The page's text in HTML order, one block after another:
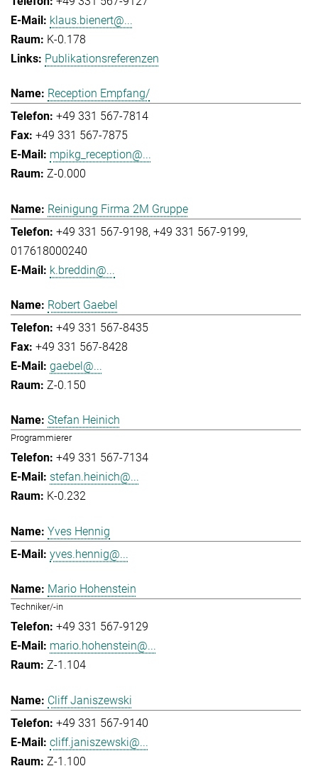
klaus.bienert@...
K-0.178
Publikationsreferenzen
Reception Empfang/
+49 331 567-7814
+49 331 567-7875
mpikg_reception@...
Z-0.000
Reinigung Firma 2M Gruppe
+49 331 567-9198 +49 331 567-9199
017618000240
k.breddin@...
Robert Gaebel
+49 331 567-8435
+49 331 567-8428
gaebel@...
Z-0.150
Stefan Heinich
Programmierer
+49 331 567-7134
stefan.heinich@...
K-0.232
Yves Hennig
yves.hennig@...
Mario Hohenstein
Techniker/-in
+49 331 567-9129
mario.hohenstein@...
Z-1.104
Cliff Janiszewski
+49 331 567-9140
cliff.janiszewski@...
Z-1.100